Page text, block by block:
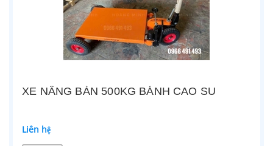
XE NÂNG BÀN 500KG BÁNH CAO SU
Liên hệ